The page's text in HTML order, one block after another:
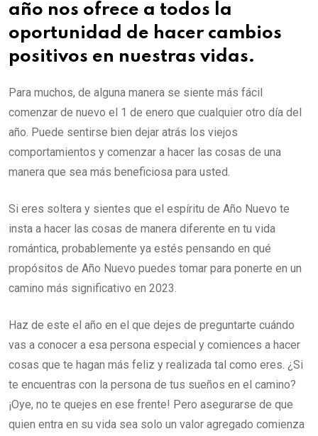
año nos ofrece a todos la
oportunidad de hacer cambios
positivos en nuestras vidas.
Para muchos, de alguna manera se siente más fácil
comenzar de nuevo el 1 de enero que cualquier otro día del
año. Puede sentirse bien dejar atrás los viejos
comportamientos y comenzar a hacer las cosas de una
manera que sea más beneficiosa para usted.
Si eres soltera y sientes que el espíritu de Año Nuevo te
insta a hacer las cosas de manera diferente en tu vida
romántica, probablemente ya estés pensando en qué
propósitos de Año Nuevo puedes tomar para ponerte en un
camino más significativo en 2023.
Haz de este el año en el que dejes de preguntarte cuándo
vas a conocer a esa persona especial y comiences a hacer
cosas que te hagan más feliz y realizada tal como eres. ¿Si
te encuentras con la persona de tus sueños en el camino?
¡Oye, no te quejes en ese frente! Pero asegurarse de que
quien entra en su vida sea solo un valor agregado comienza